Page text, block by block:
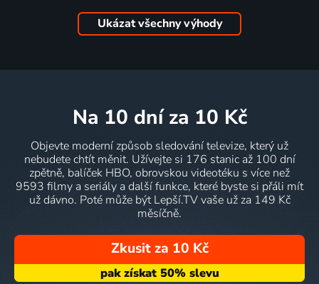
Ukázat všechny výhody
na 10 dní za 10 Kč
Objevte moderní způsob sledování televize, který už
nebudete chtít měnit. Užívejte si 176 stanic až 100 dní
zpětně, balíček HBO, obrovskou videotéku s více než
9593 filmy a seriály a další funkce, které byste si přáli mít
už dávno. Poté může být Lepší.TV vaše už za 149 Kč
měsíčně.
Zkusit za 10 Kč